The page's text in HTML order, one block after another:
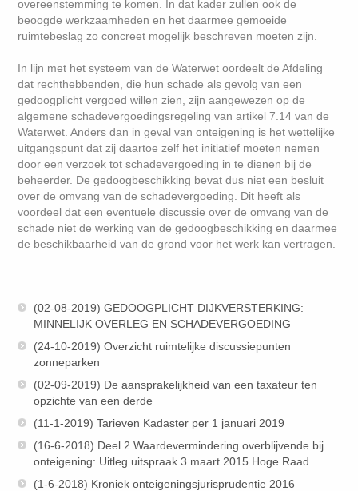
overeenstemming te komen. In dat kader zullen ook de
beoogde werkzaamheden en het daarmee gemoeide
ruimtebeslag zo concreet mogelijk beschreven moeten zijn.
In lijn met het systeem van de Waterwet oordeelt de Afdeling
dat rechthebbenden, die hun schade als gevolg van een
gedoogplicht vergoed willen zien, zijn aangewezen op de
algemene schadevergoedingsregeling van artikel 7.14 van de
Waterwet. Anders dan in geval van onteigening is het wettelijke
uitgangspunt dat zij daartoe zelf het initiatief moeten nemen
door een verzoek tot schadevergoeding in te dienen bij de
beheerder. De gedoogbeschikking bevat dus niet een besluit
over de omvang van de schadevergoeding. Dit heeft als
voordeel dat een eventuele discussie over de omvang van de
schade niet de werking van de gedoogbeschikking en daarmee
de beschikbaarheid van de grond voor het werk kan vertragen.
(02-08-2019) GEDOOGPLICHT DIJKVERSTERKING:
MINNELIJK OVERLEG EN SCHADEVERGOEDING
(24-10-2019) Overzicht ruimtelijke discussiepunten
zonneparken
(02-09-2019) De aansprakelijkheid van een taxateur ten
opzichte van een derde
(11-1-2019) Tarieven Kadaster per 1 januari 2019
(16-6-2018) Deel 2 Waardevermindering overblijvende bij
onteigening: Uitleg uitspraak 3 maart 2015 Hoge Raad
(1-6-2018) Kroniek onteigeningsjurisprudentie 2016